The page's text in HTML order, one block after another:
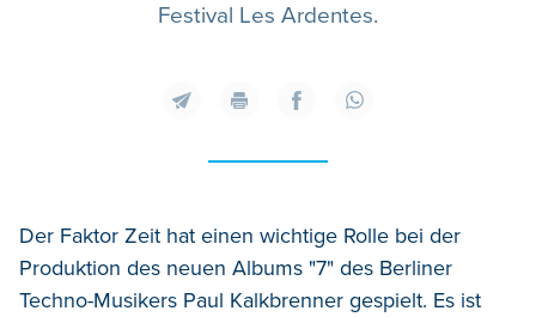
Festival Les Ardentes.
Der Faktor Zeit hat einen wichtige Rolle bei der
Produktion des neuen Albums "7" des Berliner
Techno-Musikers Paul Kalkbrenner gespielt. Es ist